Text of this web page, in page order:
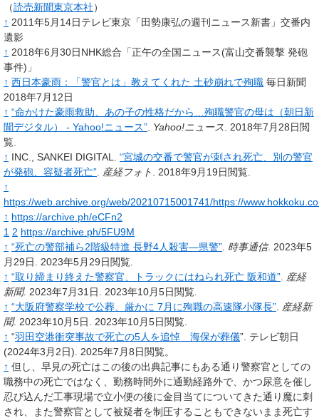
（読売新聞東京本社）
↑ 2011年5月14日テレビ東京「田勢康弘の週刊ニュース新書」交番内
遺影
↑ 2018年6月30日NHK総合「正午の全国ニュース(富山交番襲撃 発砲
事件)」
↑ 西日本豪雨：「警官とは」教えてくれた 土砂崩れで殉職 毎日新聞
2018年7月12日
↑ “命かけた豪雨救助、あの子の性格だから…殉職警官の母は（朝日新
聞デジタル） - Yahoo!ニュース” Yahoo!ニュース . 2018年7月28日閲
覧
↑ INC., SANKEI DIGITAL. “宮城の交番で警官が刺され死亡、別の警官
が発砲、容疑者死亡” 産経フォト . 2018年9月19日閲覧
↑
https://web.archive.org/web/20210715001741/https://
↑ https://archive.ph/eCFn2
1 2 https://archive.ph/5FU9M
↑ “死亡の警部補ら2階級特進 長野4人殺害―県警” 時事通信. 2023年5
月29日
. 2023年5月29日閲覧
↑ “取り締まり終えた警察官、トラックにはねられ死亡 阪和道” 産経
新聞. 2023年7月31日 . 2023年10月5日閲覧
↑ “大阪府警察学校で公葬、厳かに 7月に殉職の高速隊小隊長” 産経新
聞. 2023年10月5日 . 2023年10月5日閲覧
↑ “羽田空港衝突事故で死亡の5人を追悼 海保が葬儀”. テレビ朝日
(2024年3月2日).
2025年7月8日閲覧。
↑ 但し、早見の死亡はこの後の出典記事にもある通り警察官としての
職務中の死亡ではなく、勤務時間外に通勤経路外で、かつ尿意を催し
忍び込んだ工事現場で立小便の後に金目当てについてきた通り魔に刺
され、また警察官として被疑者を制圧することもできないまま死亡す